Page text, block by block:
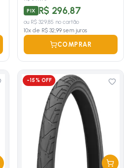
PIX R$ 296,87
ou R$ 329,85 no cartão
10x de R$ 32,99 sem juros
COMPRAR
-15% OFF